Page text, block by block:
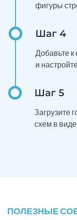
фигуры
Добавьте к
и
Загрузите
схем в
ПОЛЕЗНЫЕ